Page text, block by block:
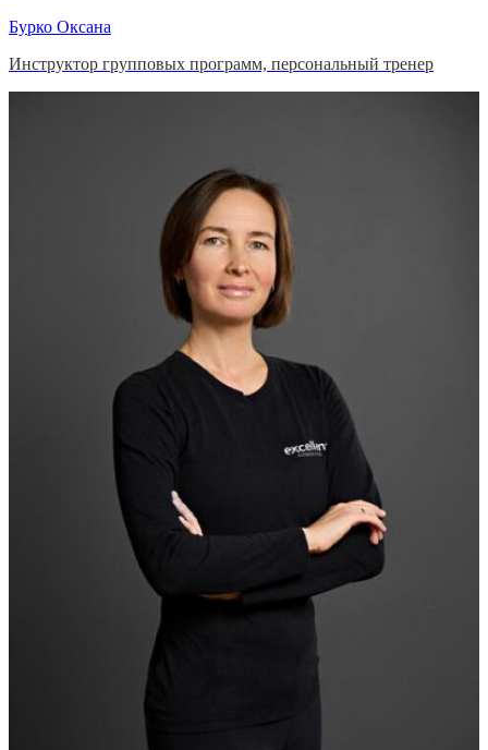
Бурко Оксана
Инструктор групповых программ, персональный тренер